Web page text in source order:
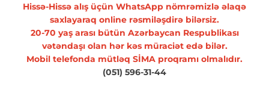
Hissə-Hissə alış üçün WhatsApp nömrəmizlə əlaqə
saxlayaraq online rəsmiləşdirə bilərsiz.
20-70 yaş arası bütün Azərbaycan Respublikası
vətəndaşı olan hər kəs müraciət edə bilər.
Mobil telefonda mütləq SİMA proqramı olmalıdır.
(051) 596-31-44